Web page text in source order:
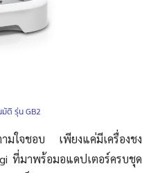
ติ รุ่น GB2
มใจชอบ เพียงแค่มีเครื่องชง
ที่มาพร้อมอแดปเตอร์ครบชุด